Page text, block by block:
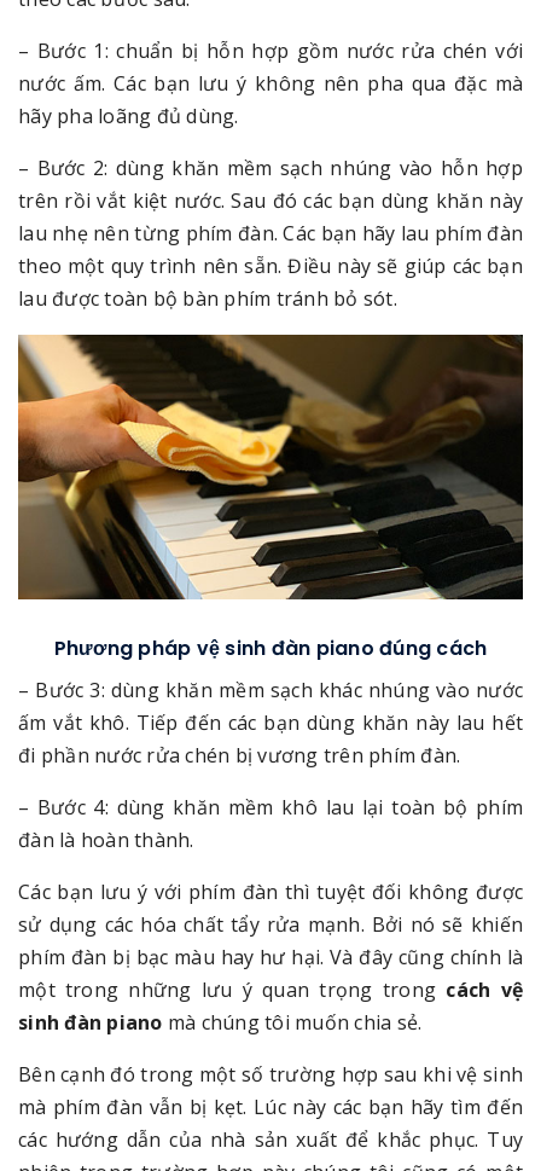
– Bước 1: chuẩn bị hỗn hợp gồm nước rửa chén với
nước ấm. Các bạn lưu ý không nên pha qua đặc mà
hãy pha loãng đủ dùng.
– Bước 2: dùng khăn mềm sạch nhúng vào hỗn hợp
trên rồi vắt kiệt nước. Sau đó các bạn dùng khăn này
lau nhẹ nên từng phím đàn. Các bạn hãy lau phím đàn
theo một quy trình nên sẵn. Điều này sẽ giúp các bạn
lau được toàn bộ bàn phím tránh bỏ sót.
Phương pháp vệ sinh đàn piano đúng cách
– Bước 3: dùng khăn mềm sạch khác nhúng vào nước
ấm vắt khô. Tiếp đến các bạn dùng khăn này lau hết
đi phần nước rửa chén bị vương trên phím đàn.
– Bước 4: dùng khăn mềm khô lau lại toàn bộ phím
đàn là hoàn thành.
Các bạn lưu ý với phím đàn thì tuyệt đối không được
sử dụng các hóa chất tẩy rửa mạnh. Bởi nó sẽ khiến
phím đàn bị bạc màu hay hư hại. Và đây cũng chính là
một trong những lưu ý quan trọng trong cách vệ
sinh đàn piano mà chúng tôi muốn chia sẻ.
Bên cạnh đó trong một số trường hợp sau khi vệ sinh
mà phím đàn vẫn bị kẹt. Lúc này các bạn hãy tìm đến
các hướng dẫn của nhà sản xuất để khắc phục. Tuy